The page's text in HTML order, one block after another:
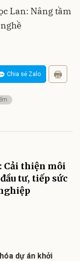
Lan: Nâng tầm
Chia sẻ Zalo
Cải thiện môi
tư, tiếp sức
dự án khởi